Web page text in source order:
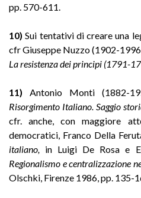
pp. 570-611.
10)Sui tentativi di creare una
cfr Giuseppe Nuzzo (1902-
La resistenza dei principi (1791-
11) Antonio Monti (1882-
Risorgimento Italiano. Saggio sto
cfr. anche, con maggiore
democratici, Franco Della
italiano, in Luigi De Rosa e
Regionalismo e centralizzazione
Olschki, Firenze 1986, pp. 135-